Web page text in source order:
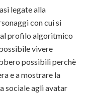
legate alla
con cui si
al profilo algoritmico
vivere
possibili perchè
e a mostrare la
sociale agli avatar